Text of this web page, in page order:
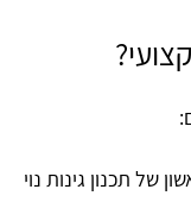
של תכנון גינות נוי